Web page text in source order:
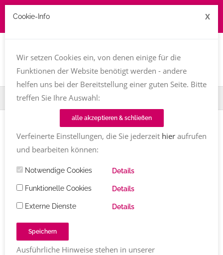
Home Fachfrauenmarkt
Cookie-Info X
Wir setzen Cookies ein, von denen einige für die
Funktionen der Website benötigt werden - andere
helfen uns bei der Bereitstellung einer guten Seite. Bitte
treffen Sie Ihre Auswahl:
alle akzeptieren & schließen
Verfeinerte Einstellungen, die Sie jederzeit hieraufrufen
und bearbeiten können:
Notwendige Cookies Details
Funktionelle Cookies Details
Externe Dienste Details
Speichern
Ausführliche Hinweise stehen in unserer